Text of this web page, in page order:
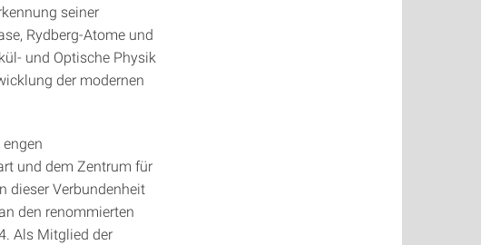
seiner
Rydberg-Atome und
und Optische Physik
der modernen
und dem Zentrum für
dieser Verbundenheit
den renommierten
Als Mitglied der